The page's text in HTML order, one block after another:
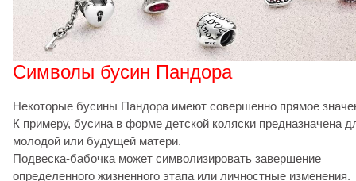
Символы бусин Пандора
Некоторые бусины Пандора имеют совершенно прямое
К примеру, бусина в форме детской коляски предназначена
молодой или будущей матери.
Подвеска-бабочка может символизировать завершение
определенного жизненного этапа или личностные изменения.